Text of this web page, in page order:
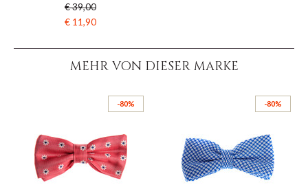
€ 39,00
€ 11,90
MEHR VON DIESER MARKE
-80% -80%